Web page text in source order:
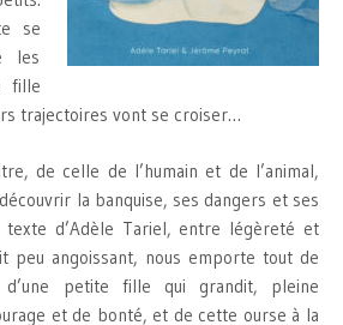
se
les
fille
trajectoires vont se croiser…
de celle de l’humain et de l’animal,
la banquise, ses dangers et ses
d’Adèle Tariel, entre légèreté et
peu angoissant, nous emporte tout de
petite fille qui grandit, pleine
et de bonté, et de cette ourse à la